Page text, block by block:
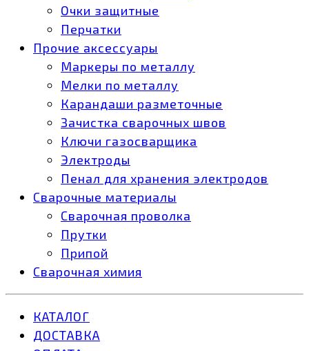
Очки защитные
Перчатки
Прочие аксессуары
Маркеры по металлу
Мелки по металлу
Карандаши разметочные
Зачистка сварочных швов
Ключи газосварщика
Электроды
Пенал для хранения электродов
Сварочные материалы
Сварочная проволка
Прутки
Припой
Сварочная химия
КАТАЛОГ
ДОСТАВКА